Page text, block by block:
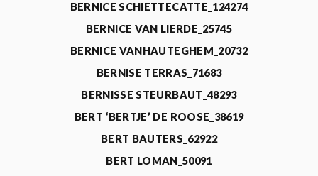
BERNICE SCHIETTECATTE_124274
BERNICE VAN LIERDE_25745
BERNICE VANHAUTEGHEM_20732
BERNISE TERRAS_71683
BERNISSE STEURBAUT_48293
BERT ‘BERTJE’ DE ROOSE_38619
BERT BAUTERS_62922
BERT LOMAN_50091